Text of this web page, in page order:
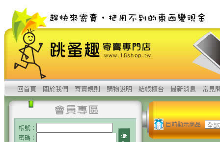
回首頁 關於我們 寄賣規則 購物說明 結帳櫃台 最新消息 常見
帳號：
密碼：
目前顯示商品